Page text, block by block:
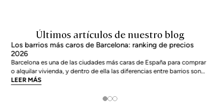
Últimos artículos de nuestro blog
Los barrios más caros de Barcelona: ranking de precios
2026
Barcelona es una de las ciudades más caras de España para comprar
o alquilar vivienda, y dentro de ella las diferencias entre barrios son
enormes. El precio medio de la ciudad se sitúa en torno a los 5.269
LEER MÁS